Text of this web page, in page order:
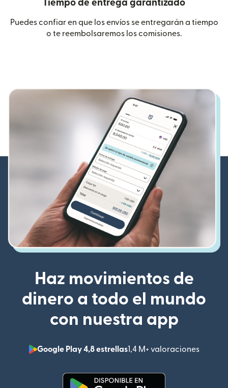
Tiempo de entrega garantizado
Puedes confiar en que los envíos se entregarán a tiempo
o te reembolsaremos los comisiones.
Haz movimientos de
dinero a todo el mundo
con nuestra app
Google Play 4,8 estrellas1,4 M+ valoraciones
(se